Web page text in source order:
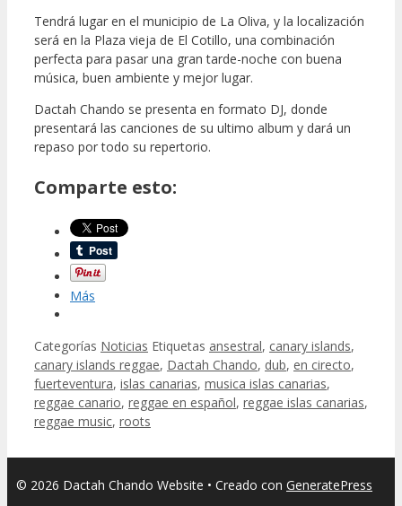
Tendrá lugar en el municipio de La Oliva, y la localización
será en la Plaza vieja de El Cotillo, una combinación
perfecta para pasar una gran tarde-noche con buena
música, buen ambiente y mejor lugar.
Dactah Chando se presenta en formato DJ, donde
presentará las canciones de su ultimo album y dará un
repaso por todo su repertorio.
Comparte esto:
Más
Categorías Noticias Etiquetas ansestral, canary islands,
canary islands reggae, Dactah Chando, dub, en cirecto,
fuerteventura, islas canarias, musica islas canarias,
reggae canario, reggae en español, reggae islas canarias,
reggae music, roots
© 2026 Dactah Chando Website • Creado con GeneratePress